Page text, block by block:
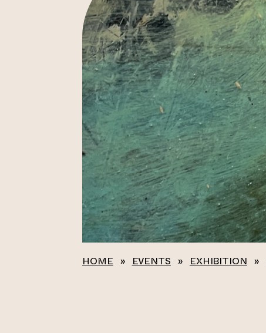
HOME » EVENTS » EXHIBITION »